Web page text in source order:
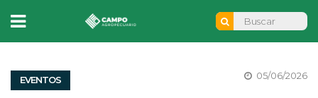
EVENTOS 05/06/2026